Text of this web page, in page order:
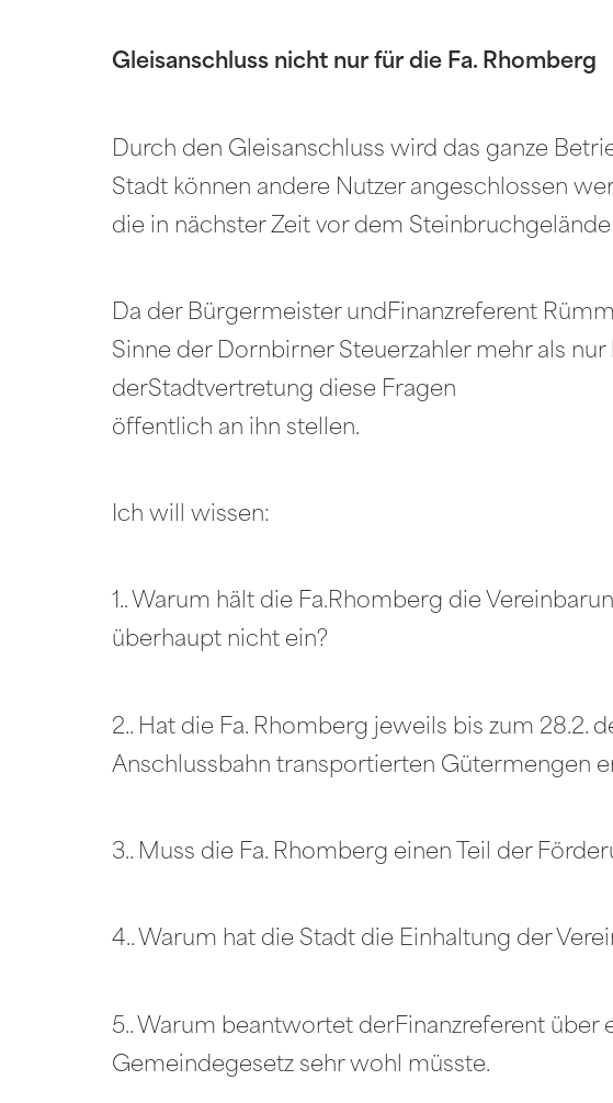
Gleisanschluss nicht nur für die Fa. Rhomberg
Durch den Gleisanschluss wird das ganze
Stadt können andere Nutzer angeschlossen
die in nächster Zeit vor dem
Da der Bürgermeister undFinanzreferent
Sinne der Dornbirner Steuerzahler mehr als
derStadtvertretung diese Fragen
öffentlich an ihn stellen.
Ich will wissen:
1.. Warum hält die Fa.Rhomberg die
überhaupt nicht ein?
2.. Hat die Fa. Rhomberg jeweils bis zum 28.2.
Anschlussbahn transportierten Gütermengen
3.. Muss die Fa. Rhomberg einen Teil der
4.. Warum hat die Stadt die Einhaltung der
5.. Warum beantwortet derFinanzreferent
Gemeindegesetz sehr wohl müsste.